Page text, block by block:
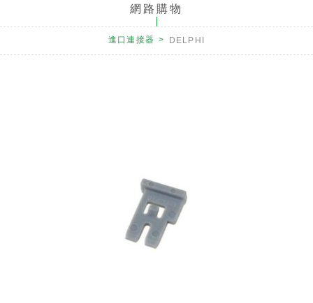
網路購物
進口連接器 DELPHI